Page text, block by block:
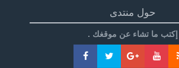
حول منتدى
إكتب ما تشاء عن موقغك .